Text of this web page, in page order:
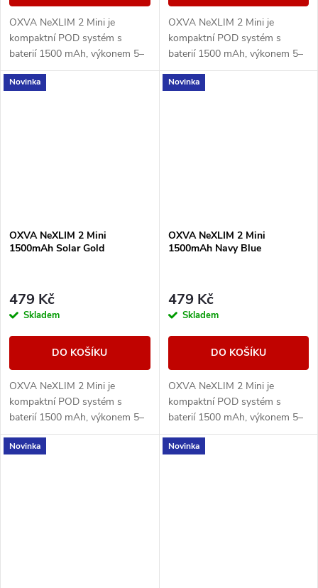
OXVA NeXLIM 2 Mini je
kompaktní POD systém s
baterií 1500 mAh, výkonem 5–
30 W, rychlým nabíjením USB-
C 5V/2A a cartridgí UNITECH
OXVA NeXLIM 2 Mini je
kompaktní POD systém s
baterií 1500 mAh, výkonem 5–
30 W, rychlým nabíjením USB-
C 5V/2A a cartridgí UNITECH
Novinka
OXVA NeXLIM 2 Mini
1500mAh Solar Gold
479 Kč
Skladem
DO KOŠÍKU
OXVA NeXLIM 2 Mini je
kompaktní POD systém s
baterií 1500 mAh, výkonem 5–
30 W, rychlým nabíjením USB-
C 5V/2A a cartridgí UNITECH
Novinka
OXVA NeXLIM 2 Mini
1500mAh Navy Blue
479 Kč
Skladem
DO KOŠÍKU
OXVA NeXLIM 2 Mini je
kompaktní POD systém s
baterií 1500 mAh, výkonem 5–
30 W, rychlým nabíjením USB-
C 5V/2A a cartridgí UNITECH
Novinka Novinka